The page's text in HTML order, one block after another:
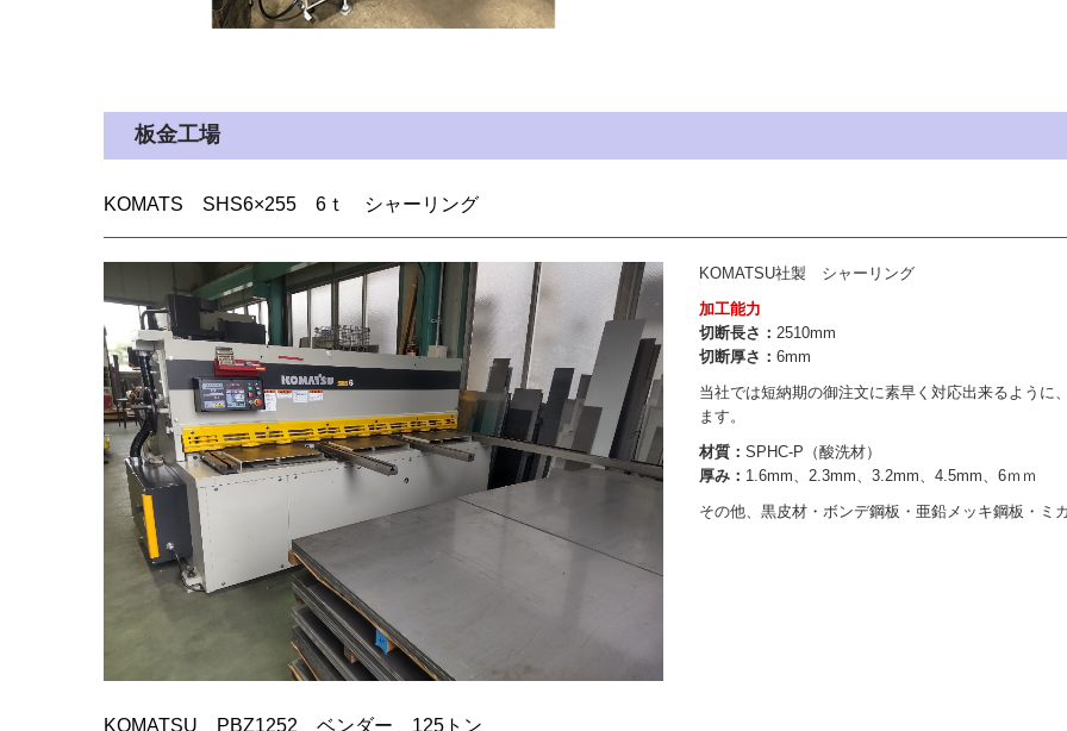
板金工場
KOMATS SHS6×255 6 ｔ シャーリング
KOMATSU社製 シャーリング
加工能力
切断長さ： 2510mm
切断厚さ： 6mm
当社では短納期の御注文に素早く対応出来るように
ます。
材質： SPHC-P（酸洗材）
厚み： 1.6mm 2.3mm 3.2mm 4.5mm 6ｍｍ
その他、黒皮材・ボンデ鋼板・亜鉛メッキ鋼板・
KOMATSU PBZ1252 ベンダー 125トン